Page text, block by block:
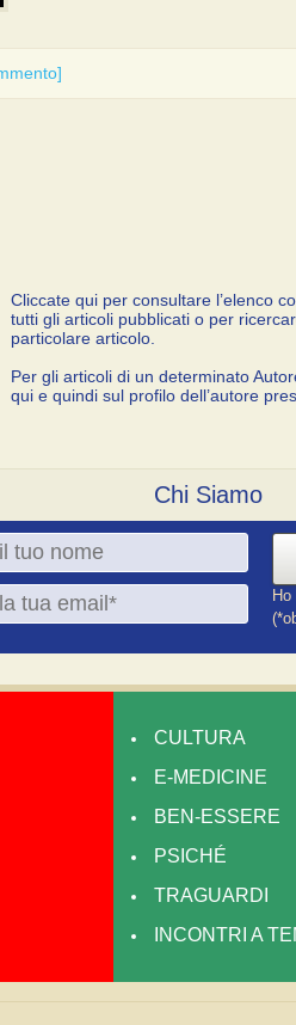
Cliccate qui per consultare l’elenco
tutti gli articoli pubblicati o per
particolare articolo.
Per gli articoli di un determinato
qui e quindi sul profilo dell’autore
Chi Siamo
CULTURA
E-MEDICINE
BEN-ESSERE
PSICHÉ
TRAGUARDI
INCONTRI A